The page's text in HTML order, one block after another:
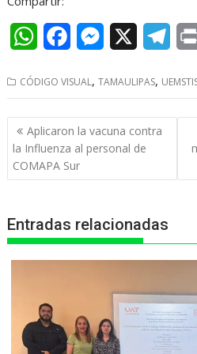
W
a
t
s
A
p
c
e
b
o
k
M
s
s
e
e
l
e
CÓDIGO VISUAL,TAMAULIPAS,
Navegación
de
entradas
Aplicaron la vacuna contra
la Influenza al personal de
COMAPA Sur
Entradas relacionadas